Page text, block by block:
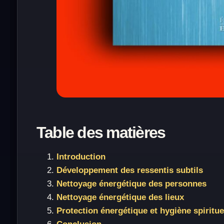
Table des matières
Introduction
Développement des ressentis subtils
Nettoyage énergétique des personnes
Nettoyage énergétique des lieux
Protection énergétique et hygiène